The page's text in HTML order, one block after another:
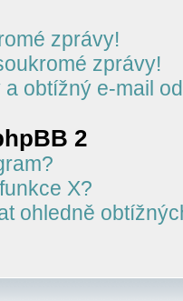
zprávy!
zprávy!
obtížný e-mail
2
X?
ohledně